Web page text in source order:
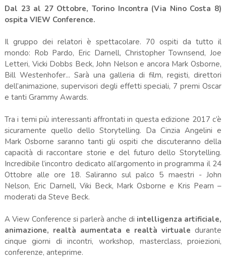
Dal 23 al 27 Ottobre, Torino Incontra (Via Nino Costa 8)
ospita VIEW Conference.
Il gruppo dei relatori è spettacolare. 70 ospiti da tutto il
mondo: Rob Pardo, Eric Darnell, Christopher Townsend, Joe
Letteri, Vicki Dobbs Beck, John Nelson e ancora Mark Osborne,
Bill Westenhofer... Sarà una galleria di film, registi, direttori
dell’animazione, supervisori degli effetti speciali, 7 premi Oscar
e tanti Grammy Awards.
Tra i temi più interessanti affrontati in questa edizione 2017 c’è
sicuramente quello dello Storytelling. Da Cinzia Angelini e
Mark Osborne saranno tanti gli ospiti che discuteranno della
capacità di raccontare storie e del futuro dello Storytelling.
Incredibile l’incontro dedicato all’argomento in programma il 24
Ottobre alle ore 18. Saliranno sul palco 5 maestri - John
Nelson, Eric Darnell, Viki Beck, Mark Osborne e Kris Pearn –
moderati da Steve Beck.
A View Conference si parlerà anche di intelligenza artificiale,
animazione, realtà aumentata e realtà virtuale durante
cinque giorni di incontri, workshop, masterclass, proiezioni,
conferenze, anteprime.